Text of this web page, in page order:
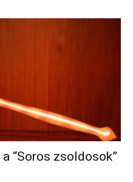
“Soros zsoldosok”